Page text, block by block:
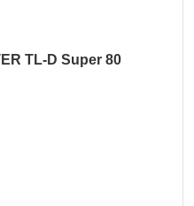
TL-D Super 80